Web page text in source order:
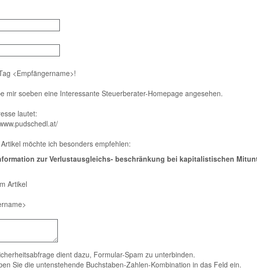
<Empfängername>!
mir soeben eine Interessante Steuerberater-Homepage angesehen.
lautet:
möchte ich besonders empfehlen:
zur Verlustausgleichs- beschränkung bei kapitalistischen
Artikel
dient dazu, Formular-Spam zu unterbinden.
Sie die untenstehende Buchstaben-Zahlen-Kombination in das Feld ein.